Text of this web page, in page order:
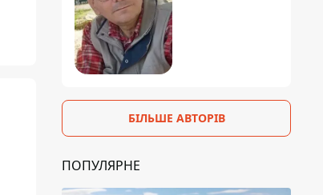
БІЛЬШЕ АВТОРІВ
ПОПУЛЯРНЕ